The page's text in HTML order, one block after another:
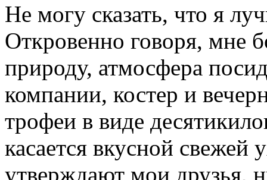
Не могу сказать, что я
Откровенно говоря, мне
природу, атмосфера
компании, костер и
трофеи в виде
касается вкусной
утверждают мои друзья,